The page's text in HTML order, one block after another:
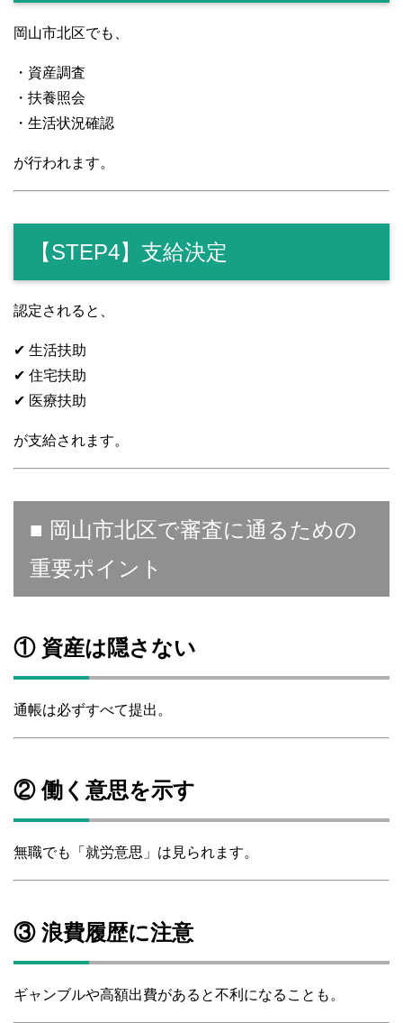
岡山市北区でも、
・資産調査
・扶養照会
・生活状況確認
が行われます。
【STEP4】支給決定
認定されると、
✔ 生活扶助
✔ 住宅扶助
✔ 医療扶助
が支給されます。
■ 岡山市北区で審査に通るための
重要ポイント
① 資産は隠さない
通帳は必ずすべて提出。
② 働く意思を示す
無職でも「就労意思」は見られます。
③ 浪費履歴に注意
ギャンブルや高額出費があると不利になることも。